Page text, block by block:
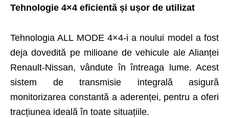
Tehnologie 4×4 eficientă și ușor de utilizat
Tehnologia ALL MODE 4×4-i a noului model a fost
deja dovedită pe milioane de vehicule ale Alianței
Renault-Nissan, vândute în întreaga lume. Acest
sistem de transmisie integrală asigură
monitorizarea constantă a aderenței, pentru a oferi
tracțiunea ideală în toate situațiile.